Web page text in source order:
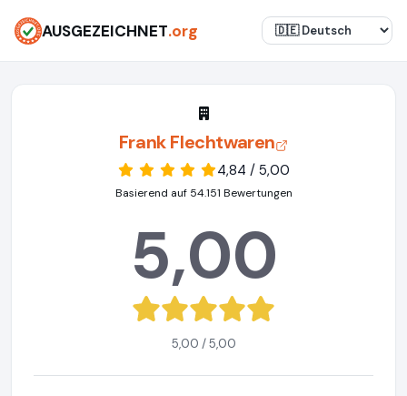
AUSGEZEICHNET.org
Frank Flechtwaren
4,84 / 5,00
Basierend auf 54.151 Bewertungen
5,00
5,00 / 5,00